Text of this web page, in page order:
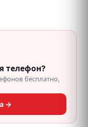
телефон?
бесплатно,
→